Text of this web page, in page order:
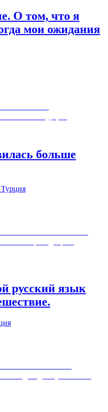
О том, что я
мои ожидания
больше
Турция
русский язык